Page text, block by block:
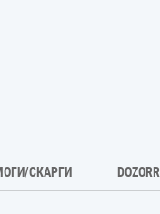
СКАРГИ